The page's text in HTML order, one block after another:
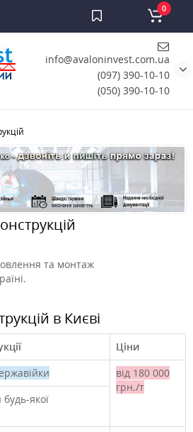
info@avaloninvest.com.ua
(097) 390-10-10
(050) 390-10-10
0
та монтаж
в Києві
Ціни
від 180 000
грн./т
якої